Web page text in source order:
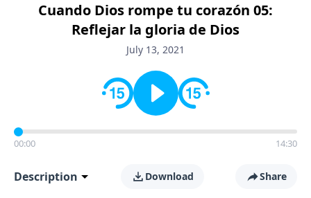
Cuando Dios rompe tu corazón 05:
Reflejar la gloria de Dios
July 13, 2021
00:00 14:30
Description Download Share